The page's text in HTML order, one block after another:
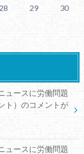
28 29
30
ュースに労働問題
ト）のコメントが
ュースに労働問題